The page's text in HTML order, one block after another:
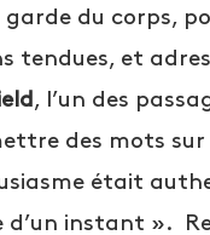
du corps,
tendues, et
, l’un des
des mots
était
d’un instant ».